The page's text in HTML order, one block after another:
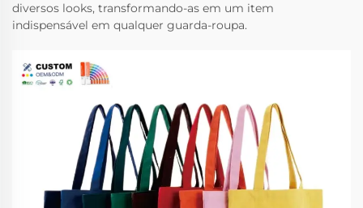
diversos looks, transformando-as em um item
indispensável em qualquer guarda-roupa.